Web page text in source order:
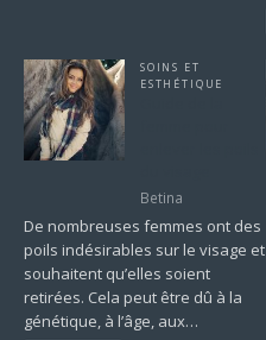
SOINS ET
ESTHÉTIQUE
Betina
De nombreuses femmes ont des
poils indésirables sur le visage et
souhaitent qu’elles soient
retirées. Cela peut être dû à la
génétique, à l’âge, aux…